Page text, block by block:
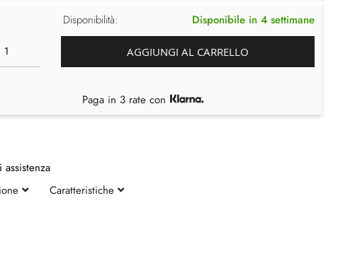
Disponibilità: Disponibile in 4 settimane
AGGIUNGI AL CARRELLO
Paga in 3 rate con
assistenza
Caratteristiche